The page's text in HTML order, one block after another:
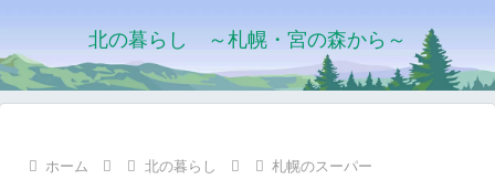
北の暮らし ～札幌・宮の森から～
ホーム 北の暮らし 札幌のスーパー